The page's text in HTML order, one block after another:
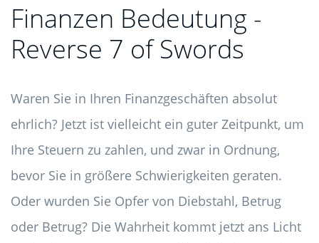
Finanzen Bedeutung -
Reverse 7 of Swords
Waren Sie in Ihren Finanzgeschäften absolut
ehrlich? Jetzt ist vielleicht ein guter Zeitpunkt, um
Ihre Steuern zu zahlen, und zwar in Ordnung,
bevor Sie in größere Schwierigkeiten geraten.
Oder wurden Sie Opfer von Diebstahl, Betrug
oder Betrug? Die Wahrheit kommt jetzt ans Licht